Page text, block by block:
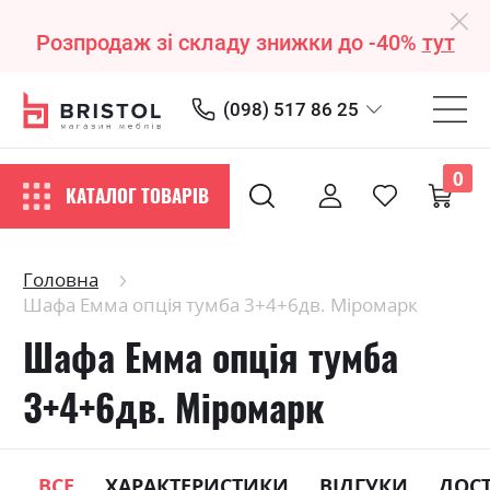
Розпродаж зі складу знижки до -40% тут
(098) 517 86 25
КАТАЛОГ ТОВАРІВ
0
Головна
Шафа Емма опція тумба 3+4+6дв. Міромарк
Шафа Емма опція тумба
3+4+6дв. Міромарк